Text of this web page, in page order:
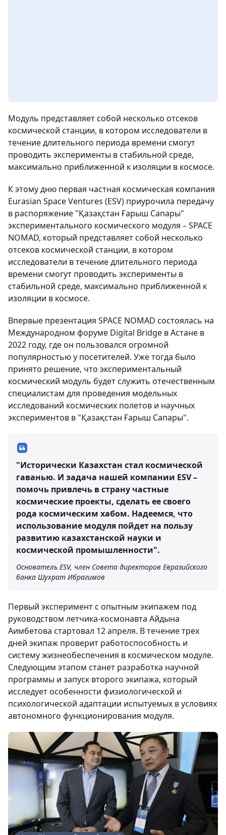
Модуль представляет собой несколько отсеков
космической станции, в котором исследователи в
течение длительного периода времени смогут
проводить эксперименты в стабильной среде,
максимально приближенной к изоляции в космосе.
К этому дню первая частная космическая компания
Eurasian Space Ventures (ESV) приурочила передачу
в распоряжение "Қазақстан Ғарыш Сапары"
экспериментального космического модуля – SPACE
NOMAD, который представляет собой несколько
отсеков космической станции, в котором
исследователи в течение длительного периода
времени смогут проводить эксперименты в
стабильной среде, максимально приближенной к
изоляции в космосе.
Впервые презентация SPACE NOMAD состоялась на
Международном форуме Digital Bridge в Астане в
2022 году, где он пользовался огромной
популярностью у посетителей. Уже тогда было
принято решение, что экспериментальный
космический модуль будет служить отечественным
специалистам для проведения модельных
исследований космических полетов и научных
экспериментов в "Қазақстан Ғарыш Сапары".
"Исторически Казахстан стал космической
гаванью. И задача нашей компании ESV –
помочь привлечь в страну частные
космические проекты, сделать ее своего
рода космическим хабом. Надеемся, что
использование модуля пойдет на пользу
развитию казахстанской науки и
космической промышленности".
Основатель ESV, член Совета директоров Евразийского
банка Шухрат Ибрагимов
Первый эксперимент с опытным экипажем под
руководством летчика-космонавта Айдына
Аимбетова стартовал 12 апреля. В течение трех
дней экипаж проверит работоспособность и
систему жизнеобеспечения в космическом модуле.
Следующим этапом станет разработка научной
программы и запуск второго экипажа, который
исследует особенности физиологической и
психологической адаптации испытуемых в условиях
автономного функционирования модуля.